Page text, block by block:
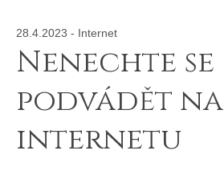
28.4.2023 - Internet
Nenechte se
podvádět na
internetu